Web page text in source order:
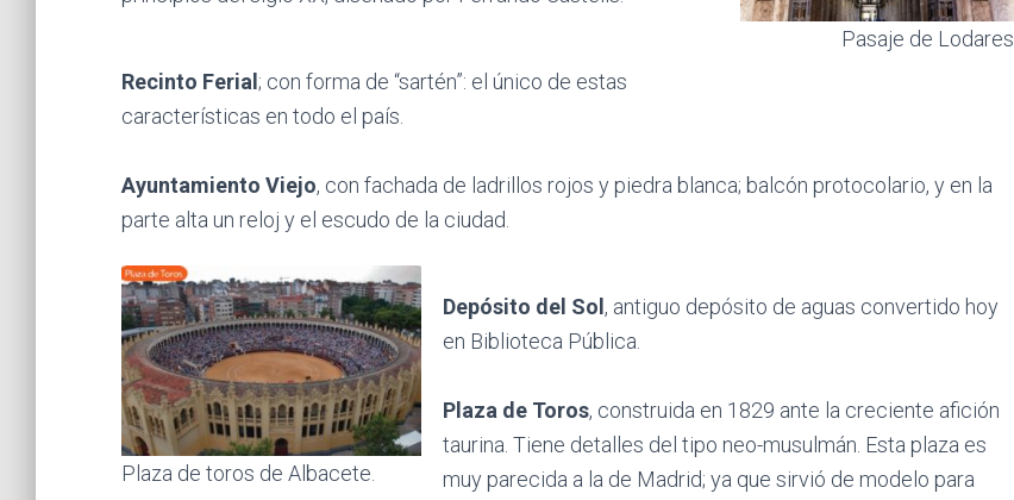
Pasaje de Lodares
Recinto Ferial ; con forma de “sartén”: el único de estas
características en todo el país.
Ayuntamiento Viejo, con fachada de ladrillos rojos y piedra blanca; balcón protocolario, y en la
parte alta un reloj y el escudo de la ciudad.
Plaza de toros de Albacete.
Depósito del Sol , antiguo depósito de aguas convertido hoy
en Biblioteca Pública.
Plaza de Toros, construida en 1829 ante la creciente afición
taurina. Tiene detalles del tipo neo-musulmán. Esta plaza es
muy parecida a la de Madrid; ya que sirvió de modelo para